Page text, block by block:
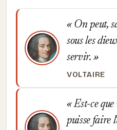
On peut,
sous les
servir.
VOLTAIRE
Est-ce que
puisse faire